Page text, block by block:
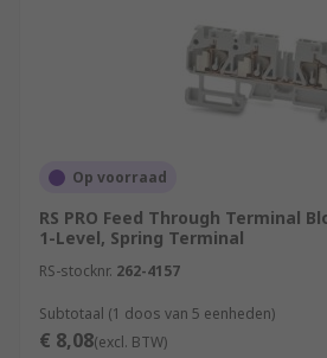
suppliesLighting
management
electrical
Op voorraad
RS PRO Feed Through Terminal
1-Level, Spring Terminal
RS-stocknr. 262-4157
Subtotaal (1 doos van 5 eenheden)
€ 8,08(excl. BTW)